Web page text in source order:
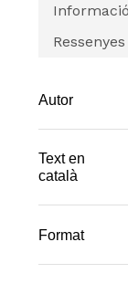
Ressenyes
Autor
Text en
català
Format